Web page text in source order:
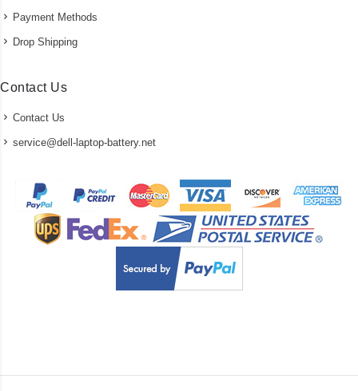
Payment Methods
Drop Shipping
Contact Us
Contact Us
service@dell-laptop-battery.net